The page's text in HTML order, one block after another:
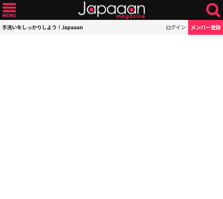
手洗いをしっかりしよう！Japaaan ログイン メンバー登録